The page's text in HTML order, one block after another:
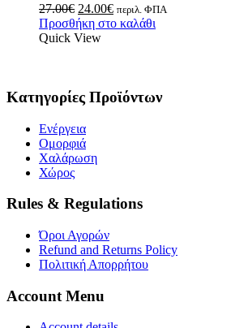
27.00€ 24.00€ περιλ. ΦΠΑ
Προσθήκη στο καλάθι
Quick View
Κατηγορίες Προϊόντων
Ενέργεια
Ομορφιά
Χαλάρωση
Χώρος
Rules & Regulations
Όροι Αγορών
Refund and Returns Policy
Πολιτική Απορρήτου
Account Menu